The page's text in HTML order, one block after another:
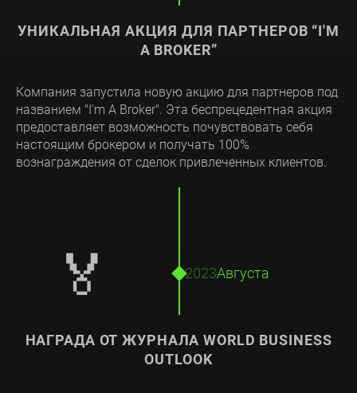
УНИКАЛЬНАЯ АКЦИЯ ДЛЯ ПАРТНЕРОВ “I'M
A BROKER”
Компания запустила новую акцию для партнеров под
названием "I'm A Broker". Эта беспрецедентная акция
предоставляет возможность почувствовать себя
настоящим брокером и получать 100%
вознаграждения от сделок привлеченных клиентов.
НАГРАДА ОТ ЖУРНАЛА WORLD BUSINESS
OUTLOOK
Августа
2023
🏅